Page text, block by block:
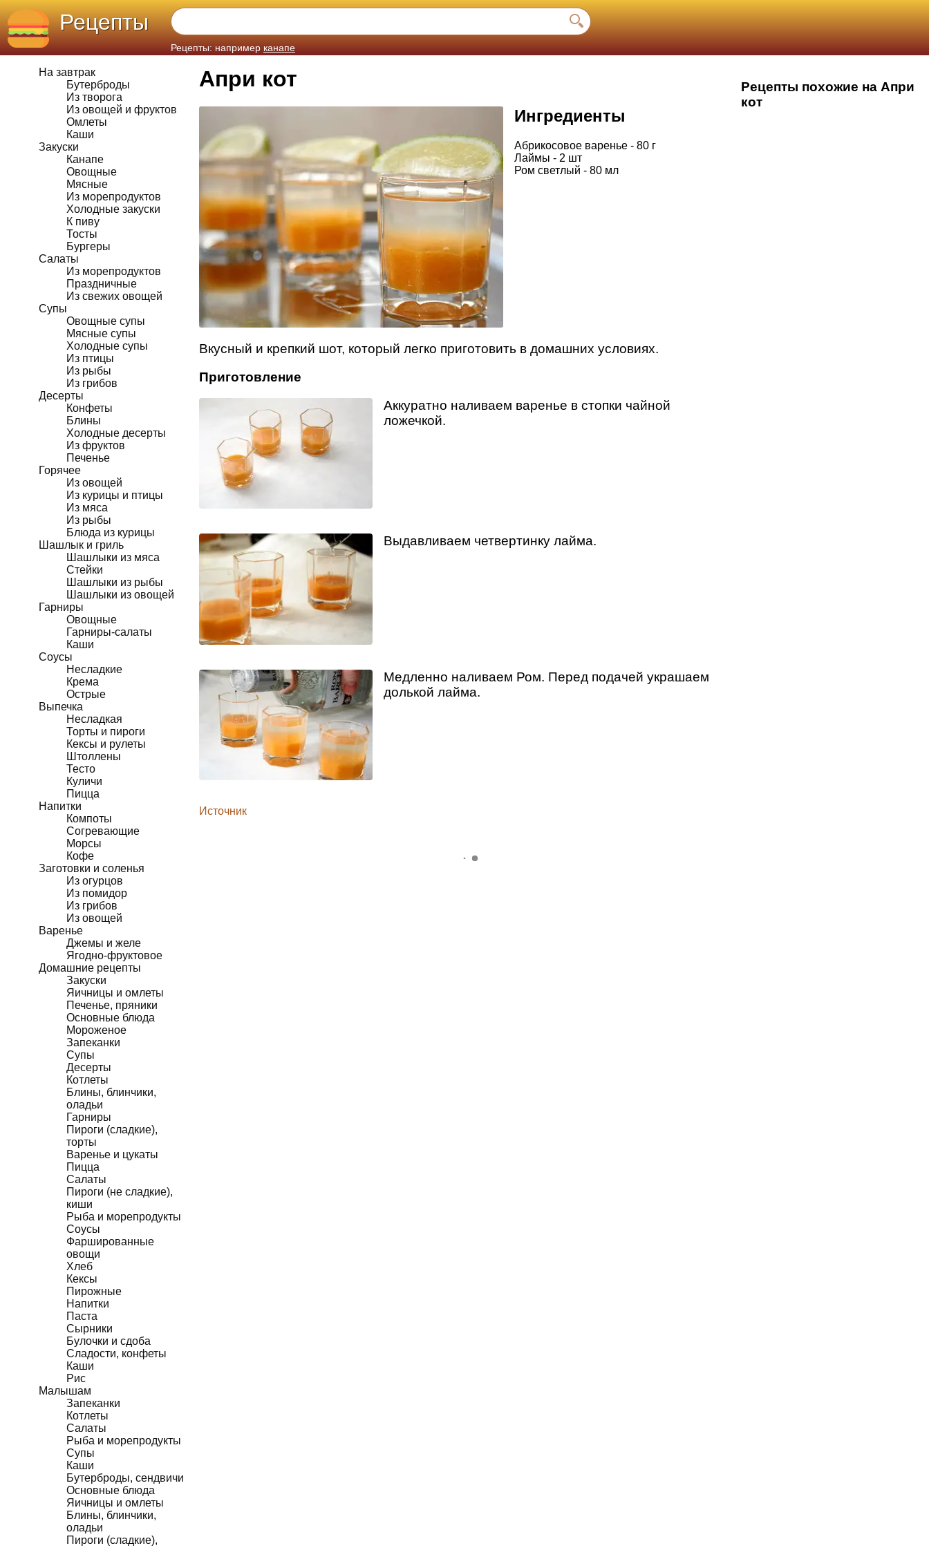
Рецепты
Рецепты: например канапе
На завтрак
Бутерброды
Из творога
Из овощей и фруктов
Омлеты
Каши
Закуски
Канапе
Овощные
Мясные
Из морепродуктов
Холодные закуски
К пиву
Тосты
Бургеры
Салаты
Из морепродуктов
Праздничные
Из свежих овощей
Супы
Овощные супы
Мясные супы
Холодные супы
Из птицы
Из рыбы
Из грибов
Десерты
Конфеты
Блины
Холодные десерты
Из фруктов
Печенье
Горячее
Из овощей
Из курицы и птицы
Из мяса
Из рыбы
Блюда из курицы
Шашлык и гриль
Шашлыки из мяса
Стейки
Шашлыки из рыбы
Шашлыки из овощей
Гарниры
Овощные
Гарниры-салаты
Каши
Соусы
Несладкие
Крема
Острые
Выпечка
Несладкая
Торты и пироги
Кексы и рулеты
Штоллены
Тесто
Куличи
Пицца
Напитки
Компоты
Согревающие
Морсы
Кофе
Заготовки и соленья
Из огурцов
Из помидор
Из грибов
Из овощей
Варенье
Джемы и желе
Ягодно-фруктовое
Домашние рецепты
Закуски
Яичницы и омлеты
Печенье, пряники
Основные блюда
Мороженое
Запеканки
Супы
Десерты
Котлеты
Блины, блинчики,
оладьи
Гарниры
Пироги (сладкие),
торты
Варенье и цукаты
Пицца
Салаты
Пироги (не сладкие),
киши
Рыба и морепродукты
Соусы
Фаршированные
овощи
Хлеб
Кексы
Пирожные
Напитки
Паста
Сырники
Булочки и сдоба
Сладости, конфеты
Каши
Рис
Малышам
Запеканки
Котлеты
Салаты
Рыба и морепродукты
Супы
Каши
Бутерброды, сендвичи
Основные блюда
Яичницы и омлеты
Блины, блинчики,
оладьи
Пироги (сладкие),
Апри кот
Ингредиенты
Абрикосовое варенье - 80 г
Лаймы - 2 шт
Ром светлый - 80 мл
Вкусный и крепкий шот, который легко приготовить в домашних условиях.
Приготовление
Аккуратно наливаем варенье в стопки чайной
ложечкой.
Выдавливаем четвертинку лайма.
Медленно наливаем Ром. Перед подачей украшаем
долькой лайма.
Источник
Рецепты похожие на Апри
кот